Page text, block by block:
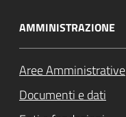
AMMINISTRAZIONE
Aree Amministrative
Documenti e dati